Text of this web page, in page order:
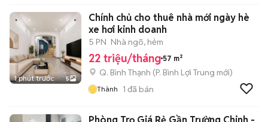
1 phút trước 5
Chính chủ cho thuê nhà mới ngày hè
xe hơi kinh doanh
5 PN Nhà ngõ, hẻm
22 triệu/tháng 57 m²
Q. Bình Thạnh (P. Bình Lợi Trung mới)
Thành 1 đã bán